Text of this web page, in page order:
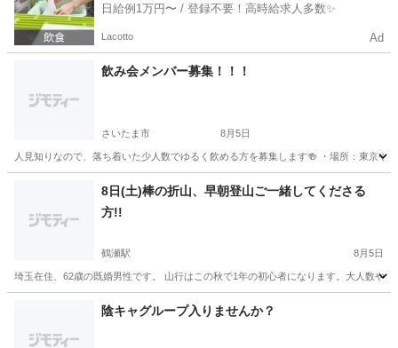
日給例1万円〜 / 登録不要！高時給求人多数✨
Lacotto Ad
飲み会メンバー募集！！！
さいたま市 8月5日
人見知りなので、落ち着いた少人数でゆるく飲める方を募集します🍻 ・場所：東京
さいたま市 友達 飲み会
8日(土)棒の折山、早朝登山ご一緒してくださる
方!!
鶴瀬駅 8月5日
埼玉在住、62歳の既婚男性です。 山行はこの秋で1年の初心者になります。大人数や
鶴瀬駅 登山
陰キャグループ入りませんか？